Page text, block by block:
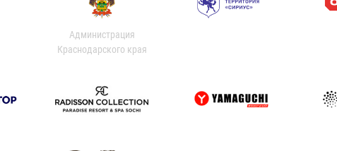
Администрация
Краснодарского края